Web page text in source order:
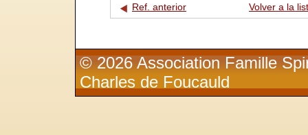
Ref. anterior Volver a la
© 2026 Association Famille
Charles de Foucauld